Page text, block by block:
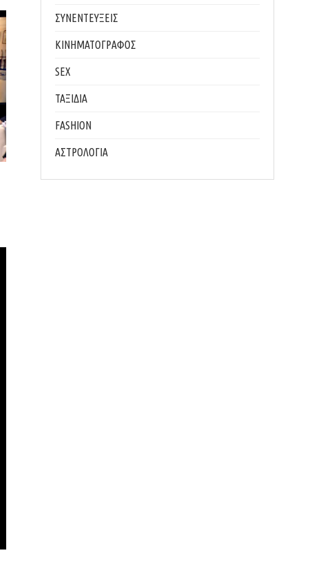
ΣΥΝΕΝΤΕΥΞΕΙΣ
ΚΙΝΗΜΑΤΟΓΡΑΦΟΣ
SEX
ΤΑΞΙΔΙΑ
FASHION
ΑΣΤΡΟΛΟΓΙΑ